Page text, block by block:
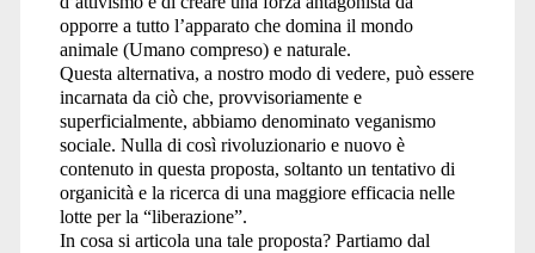
opporre a tutto l’apparato che domina il mondo
animale (Umano compreso) e naturale.
Questa alternativa, a nostro modo di vedere, può essere
incarnata da ciò che, provvisoriamente e
superficialmente, abbiamo denominato veganismo
sociale. Nulla di così rivoluzionario e nuovo è
contenuto in questa proposta, soltanto un tentativo di
organicità e la ricerca di una maggiore efficacia nelle
lotte per la “liberazione”.
In cosa si articola una tale proposta? Partiamo dal